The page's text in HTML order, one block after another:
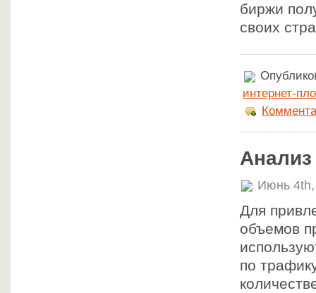
биржи
своих
интернет-
Июнь
Для
объемов
по